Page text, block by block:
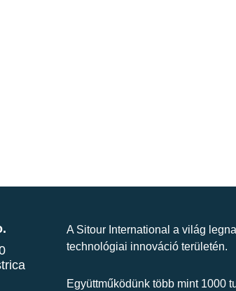
A Sitour International a világ
technológiai innováció területén.
Együttműködünk több mint 1000